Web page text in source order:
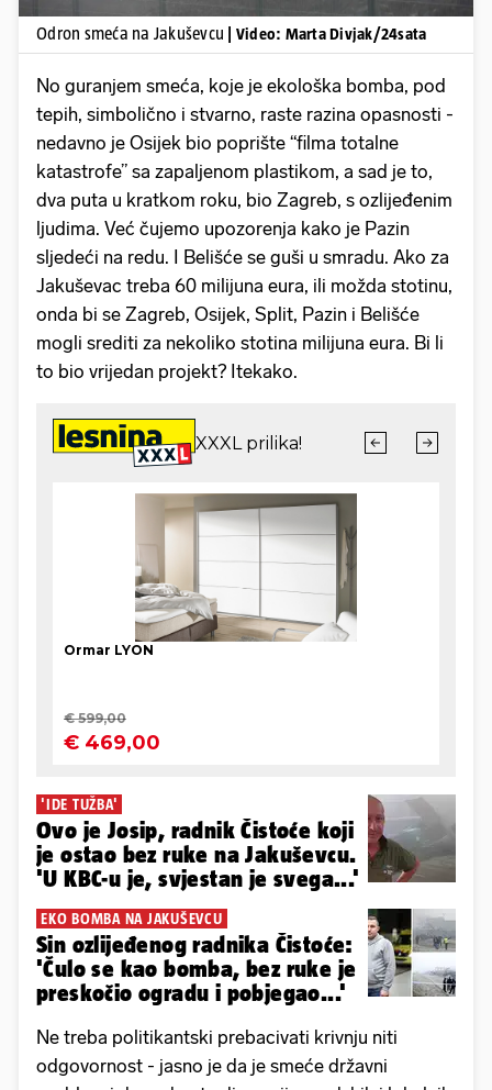
Odron smeća na Jakuševcu | Video: Marta Divjak/24sata
No guranjem smeća, koje je ekološka bomba, pod
tepih, simbolično i stvarno, raste razina opasnosti -
nedavno je Osijek bio poprište “filma totalne
katastrofe” sa zapaljenom plastikom, a sad je to,
dva puta u kratkom roku, bio Zagreb, s ozlijeđenim
ljudima. Već čujemo upozorenja kako je Pazin
sljedeći na redu. I Belišće se guši u smradu. Ako za
Jakuševac treba 60 milijuna eura, ili možda stotinu,
onda bi se Zagreb, Osijek, Split, Pazin i Belišće
mogli srediti za nekoliko stotina milijuna eura. Bi li
to bio vrijedan projekt? Itekako.
'IDE TUŽBA'
Ovo je Josip, radnik Čistoće koji
je ostao bez ruke na Jakuševcu.
'U KBC-u je, svjestan je svega...'
EKO BOMBA NA JAKUŠEVCU
Sin ozlijeđenog radnika Čistoće:
'Čulo se kao bomba, bez ruke je
preskočio ogradu i pobjegao...'
Ne treba politikantski prebacivati krivnju niti
odgovornost - jasno je da je smeće državni